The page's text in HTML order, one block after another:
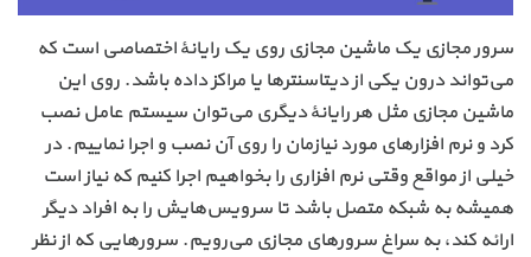
سرور مجازی یک ماشین مجازی روی یک رایانهٔ اختصاصی است که
می‌تواند درون یکی از دیتاسنترها یا مراکز داده باشد. روی این
ماشین مجازی مثل هر رایانهٔ دیگری می‌توان سیستم عامل نصب
کرد و نرم افزارهای مورد نیازمان را روی آن نصب و اجرا نماییم. در
خیلی از مواقع وقتی نرم افزاری را بخواهیم اجرا کنیم که نیاز است
همیشه به شبکه متصل باشد تا سرویس‌هایش را به افراد دیگر
ارائه کند، به سراغ سرورهای مجازی می‌رویم. سرورهایی که از نظر